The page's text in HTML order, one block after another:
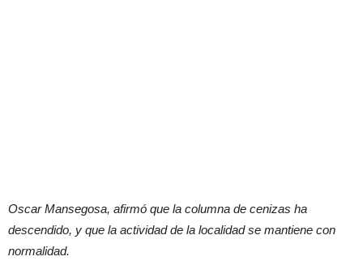
Oscar Mansegosa, afirmó que la columna de cenizas ha
descendido, y que la actividad de la localidad se mantiene con
normalidad.